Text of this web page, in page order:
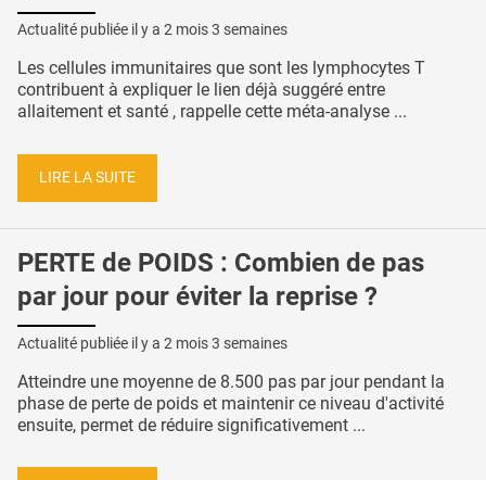
Actualité publiée il y a 2 mois 3 semaines
Les cellules immunitaires que sont les lymphocytes T
contribuent à expliquer le lien déjà suggéré entre
allaitement et santé , rappelle cette méta-analyse ...
LIRE LA SUITE
PERTE de POIDS : Combien de pas
par jour pour éviter la reprise ?
Actualité publiée il y a 2 mois 3 semaines
Atteindre une moyenne de 8.500 pas par jour pendant la
phase de perte de poids et maintenir ce niveau d'activité
ensuite, permet de réduire significativement ...